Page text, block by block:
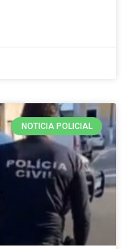
NOTICIA POLICIAL